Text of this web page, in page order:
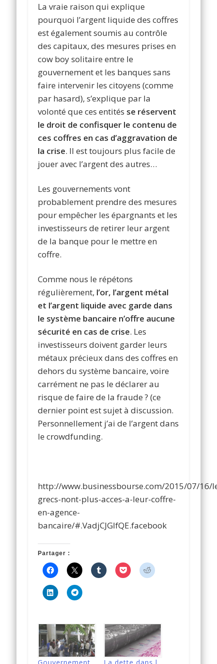
La vraie raison qui explique
pourquoi l’argent liquide des coffres
est également soumis au contrôle
des capitaux, des mesures prises en
cow boy solitaire entre le
gouvernement et les banques sans
faire intervenir les citoyens (comme
par hasard), s’explique par la
volonté que ces entités se réservent
le droit de confisquer le contenu de
ces coffres en cas d’aggravation de
la crise. Il est toujours plus facile de
jouer avec l’argent des autres…
Les gouvernements vont
probablement prendre des mesures
pour empêcher les épargnants et les
investisseurs de retirer leur argent
de la banque pour le mettre en
coffre.
Comme nous le répétons
régulièrement, l’or, l’argent métal
et l’argent liquide avec garde dans
le système bancaire n’offre aucune
sécurité en cas de crise. Les
investisseurs doivent garder leurs
métaux précieux dans des coffres en
dehors du système bancaire, voire
carrément ne pas le déclarer au
risque de faire de la fraude ? (ce
dernier point est sujet à discussion.
Personnellement j’ai de l’argent dans
le crowdfunding.
http://www.businessbourse.com/2015/07/16/
grecs-nont-plus-acces-a-leur-coffre-
en-agence-
bancaire/#.VadjCJGlfQE.facebook
Partager :
Gouvernement La dette dans l